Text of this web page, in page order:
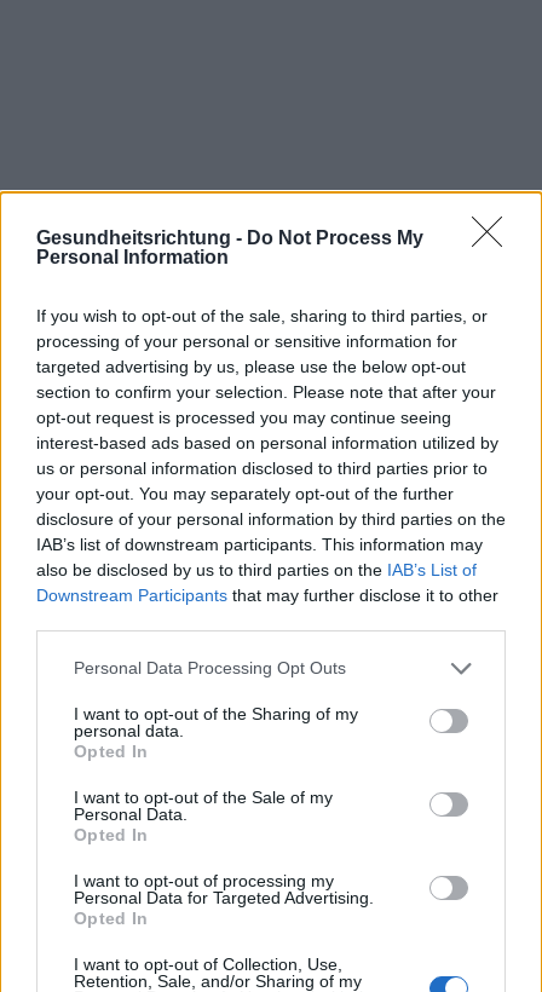
Gesundheitsrichtung - Do Not Process My
Personal Information
If you wish to opt-out of the sale, sharing to third parties, or
processing of your personal or sensitive information for
targeted advertising by us, please use the below opt-out
section to confirm your selection. Please note that after your
opt-out request is processed you may continue seeing
interest-based ads based on personal information utilized by
us or personal information disclosed to third parties prior to
your opt-out. You may separately opt-out of the further
disclosure of your personal information by third parties on the
IAB’s list of downstream participants. This information may
also be disclosed by us to third parties on the IAB’s List of
Downstream Participants that may further disclose it to other
Please note that this website/app uses one or more Google
not limited to your visit or usage behaviour. You may click to
grant or deny consent to Google and its third-party tags to
use your data for below specified purposes in below Google
consent section.
Personal Data Processing Opt Outs
I want to opt-out of the Sharing of my
personal data.
Opted In
I want to opt-out of the Sale of my
Personal Data.
Opted In
I want to opt-out of processing my
Personal Data for Targeted Advertising.
Opted In
I want to opt-out of Collection, Use,
Retention, Sale, and/or Sharing of my
Interessant? Teilen sie es auf Facebook!
Möchten Sie auf dem Laufenden bleiben?
Folgen Sie uns auf
G oog
News
ZUGEHÖRIG
Themen Endokrines system Hormone
Hormone und körpergewicht
Sehen Sie es auch auf english español français
Quellen
neuroendocrine regulation of food intake and obesity
formation, Forum of Metabolic Disorders 2016, Vol. 7, No. 3,
111-118. 2.Obradovic M. et al, Leptin and Obesity: Role and
Diabetes Association, Insulinbehandlung und Körpergewicht.
Wie man nicht "auf Insulin" dick wird, diabetyk.org.pl, 2018. 4.
Suliburska J., Kuśnierek J., Dietary and non-food factors in the
development of insulin resistance, Forum Zaburzenie
Metabolicznych 2010, Vol. 1, No. 3, 177-183.